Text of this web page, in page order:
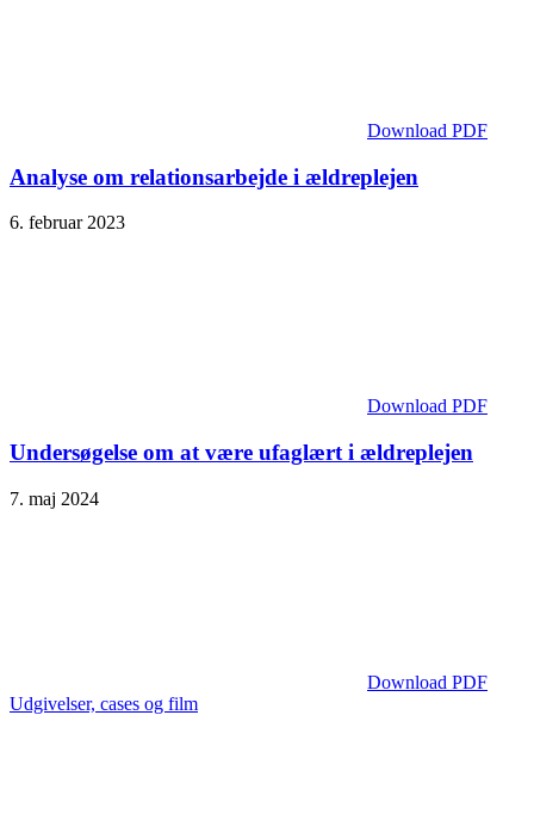
Download PDF
Analyse om relationsarbejde i ældreplejen
6. februar 2023
Download PDF
Undersøgelse om at være ufaglært i ældreplejen
7. maj 2024
Download PDF
Udgivelser, cases og film